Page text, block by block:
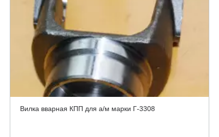
Вилка вварная КПП для а/м марки Г-3308